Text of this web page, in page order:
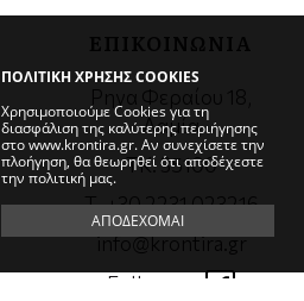
ΠΟΛΙΤΙΚΗ ΧΡΗΣΗΣ COOKIES
Χρησιμοποιούμε Cookies για τη
διασφάλιση της καλύτερης περιήγησης
στο www.krontira.gr. Αν συνεχίσετε την
πλοήγηση, θα θεωρηθεί ότι αποδέχεστε
την πολιτική μας.
ΑΠΟΔΕΧΟΜΑΙ
Λαμία
ΤΚ. 35100
Τ. +30 2231 023216
info@krontira.gr
Follow us